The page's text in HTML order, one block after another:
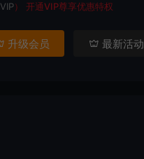
）开通VIP尊享优惠特权
升级会员 最新活动